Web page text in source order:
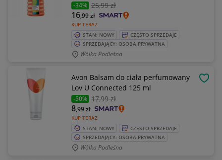
-34% 25,99 zł
KUP TERAZ
16,99zł
STAN: NOWY
CZĘSTO SPRZEDAJE
SPRZEDAJĄCY: OSOBA PRYWATNA
Wólka Podleśna
Avon Balsam do ciała perfumowany
Lov U Connected 125 ml
-50% 17,99 zł
KUP TERAZ
8,99zł
STAN: NOWY
CZĘSTO SPRZEDAJE
SPRZEDAJĄCY: OSOBA PRYWATNA
Wólka Podleśna